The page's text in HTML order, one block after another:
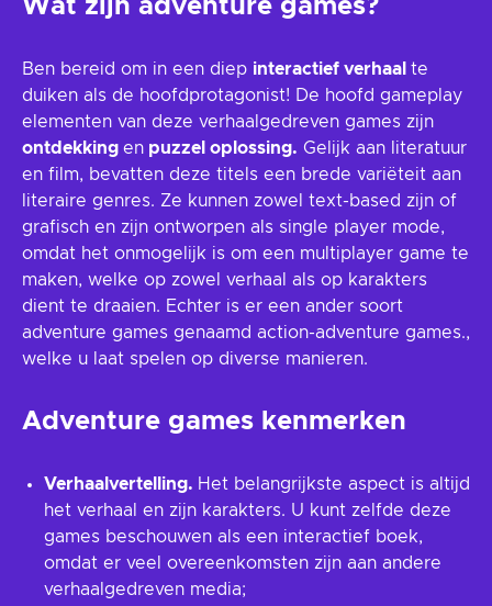
Wat zijn adventure games?
Ben bereid om in een diep interactief verhaal te
duiken als de hoofdprotagonist! De hoofd gameplay
elementen van deze verhaalgedreven games zijn
ontdekking en puzzel oplossing. Gelijk aan literatuur
en film, bevatten deze titels een brede variëteit aan
literaire genres. Ze kunnen zowel text-based zijn of
grafisch en zijn ontworpen als single player mode,
omdat het onmogelijk is om een multiplayer game te
maken, welke op zowel verhaal als op karakters
dient te draaien. Echter is er een ander soort
adventure games genaamd action-adventure games.,
welke u laat spelen op diverse manieren.
Adventure games kenmerken
Verhaalvertelling. Het belangrijkste aspect is altijd
het verhaal en zijn karakters. U kunt zelfde deze
games beschouwen als een interactief boek,
omdat er veel overeenkomsten zijn aan andere
verhaalgedreven media;